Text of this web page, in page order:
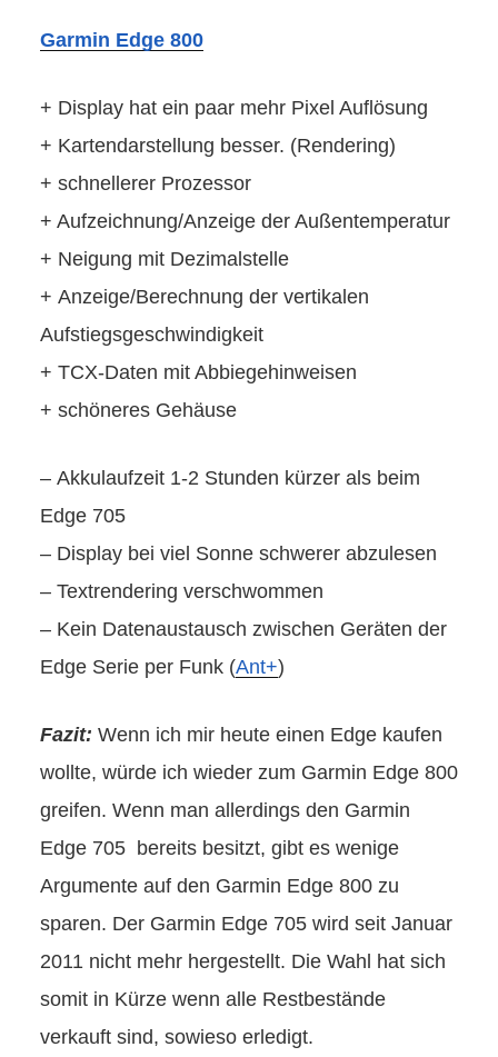
Garmin Edge 800
+ Display hat ein paar mehr Pixel Auflösung
+ Kartendarstellung besser. (Rendering)
+ schnellerer Prozessor
+ Aufzeichnung/Anzeige der Außentemperatur
+ Neigung mit Dezimalstelle
+ Anzeige/Berechnung der vertikalen
Aufstiegsgeschwindigkeit
+ TCX-Daten mit Abbiegehinweisen
+ schöneres Gehäuse
– Akkulaufzeit 1-2 Stunden kürzer als beim
Edge 705
– Display bei viel Sonne schwerer abzulesen
– Textrendering verschwommen
– Kein Datenaustausch zwischen Geräten der
Edge Serie per Funk (Ant+)
Fazit: Wenn ich mir heute einen Edge kaufen
wollte, würde ich wieder zum Garmin Edge 800
greifen. Wenn man allerdings den Garmin
Edge 705 bereits besitzt, gibt es wenige
Argumente auf den Garmin Edge 800 zu
sparen. Der Garmin Edge 705 wird seit Januar
2011 nicht mehr hergestellt. Die Wahl hat sich
somit in Kürze wenn alle Restbestände
verkauft sind, sowieso erledigt.